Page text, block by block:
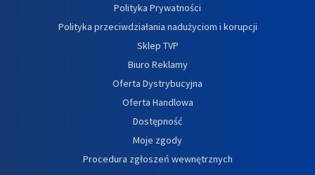
Polityka Prywatności
Polityka przeciwdziałania nadużyciom i korupcji
Sklep TVP
Biuro Reklamy
Oferta Dystrybucyjna
Oferta Handlowa
Dostępność
Moje zgody
Procedura zgłoszeń wewnętrznych